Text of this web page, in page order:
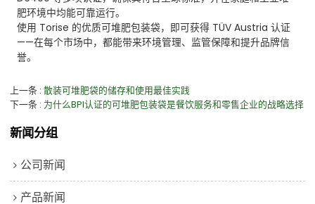
肥环境中均能可靠运行。
使用 Torise 的优质可堆肥包装袋，即可获得 TÜV Austria 认证
——在每个市场中，都能带来环境管理、监管保障和提升品牌信
誉。
上一条 散装可堆肥袋的储存和使用最佳实践
下一条 为什么BPI认证的可堆肥包装袋是餐饮服务和零售企业的战略选择
新闻分组
公司新闻
产品新闻